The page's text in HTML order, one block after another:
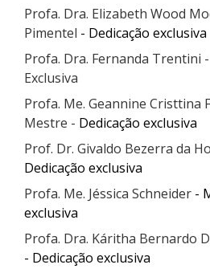
Profa. Dra. Elizabeth Wood
Pimentel - Dedicação exclusiva
Profa. Dra. Fernanda Trentini
Exclusiva
Profa. Me. Geannine Cristtina
Mestre - Dedicação exclusiva
Prof. Dr. Givaldo Bezerra da
Dedicação exclusiva
Profa. Me. Jéssica Schneider -
exclusiva
Profa. Dra. Káritha Bernardo
- Dedicação exclusiva